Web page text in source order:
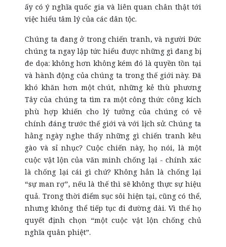
ấy có ý nghĩa quốc gia và liên quan chân thật tới
việc hiểu tâm lý của các dân tộc.
Chúng ta đang ở trong chiến tranh, và người Đức
chúng ta ngay lập tức hiểu được những gì đang bị
đe dọa: không hơn không kém đó là quyền tồn tại
và hành động của chúng ta trong thế giới này. Đã
khó khăn hơn một chút, những kẻ thù phương
Tây của chúng ta tìm ra một công thức công kích
phù hợp khiến cho lý tưởng của chúng có vẻ
chính đáng trước thế giới và với lịch sử. Chúng ta
hằng ngày nghe thấy những gì chiến tranh kêu
gào và sỉ nhục? Cuộc chiến này, họ nói, là một
cuộc vật lộn của văn minh chống lại - chính xác
là chống lại cái gì chứ? Không hẳn là chống lại
“sự man rợ”, nếu là thế thì sẽ không thực sự hiệu
quả. Trong thời điểm sục sôi hiện tại, cũng có thể,
nhưng không thể tiếp tục đi đường dài. Vì thế họ
quyết định chọn “một cuộc vật lộn chống chủ
nghĩa quân phiệt”.